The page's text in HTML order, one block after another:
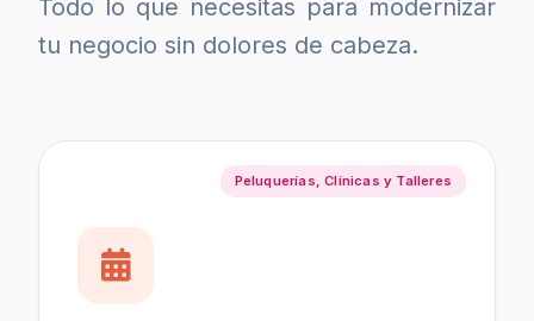
Todo lo que necesitas para modernizar
tu negocio sin dolores de cabeza.
Peluquerías, Clínicas y Talleres